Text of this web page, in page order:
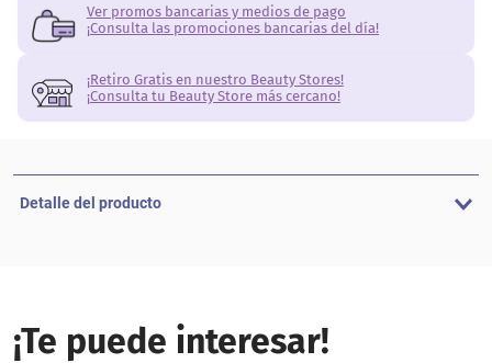
Ver promos bancarias y medios de pago
¡Consulta las promociones bancarias del día!
¡Retiro Gratis en nuestro Beauty Stores!
¡Consulta tu Beauty Store más cercano!
Detalle del producto
¡Te puede interesar!